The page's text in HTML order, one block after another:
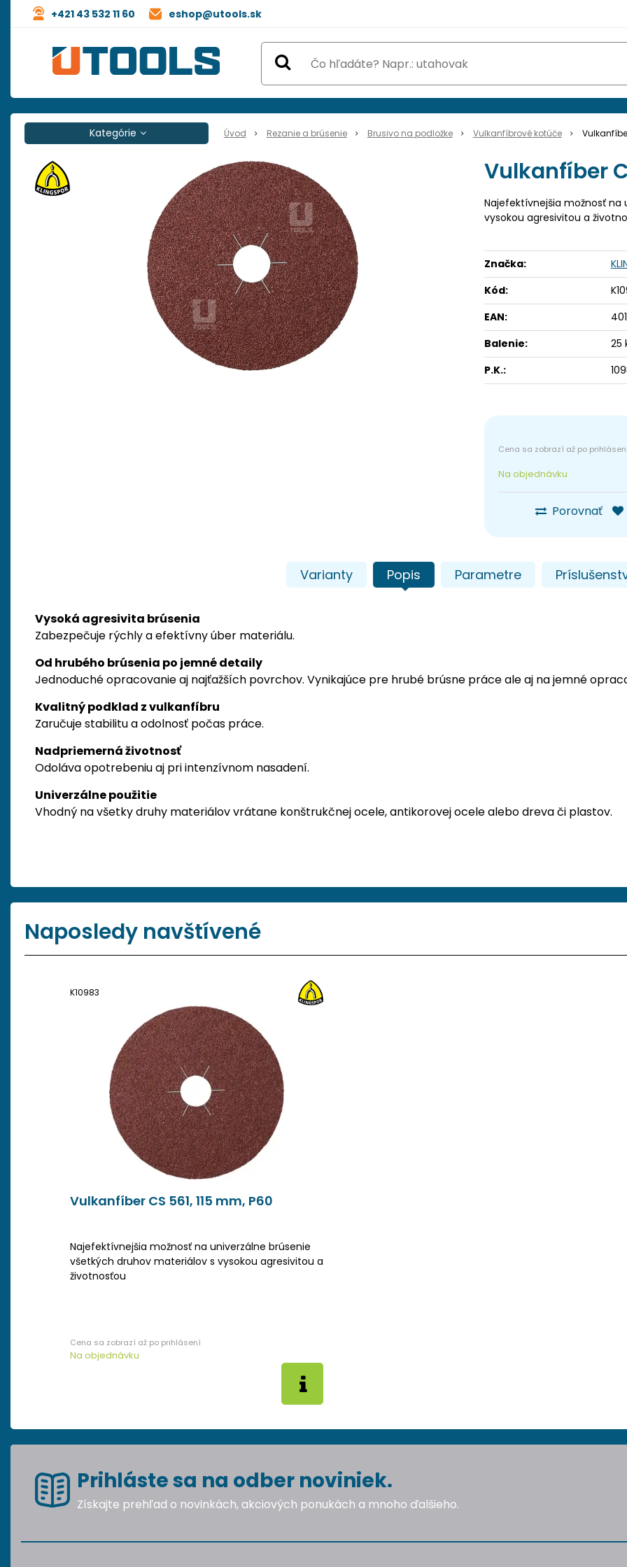
eshop@utools.sk
+421 43 532 11 60
Úvod Rezanie a brúsenie Brusivo na podložke Vulkanfíbrové kotúče
Na objednávku
Porovnať
Vulkanfíber
Najefektívnejšia možnosť
vysokou agresivitou a
Značka:
Kód:
EAN:
Balenie:
25
P.K.:
Varianty Popis Parametre
Vysoká agresivita brúsenia
Zabezpečuje rýchly a efektívny úber materiálu.
Od hrubého brúsenia po jemné detaily
Jednoduché opracovanie aj najťažších povrchov. Vynikajúce pre hrubé brúsne práce ale aj na jemné
Kvalitný podklad z vulkanfíbru
Zaručuje stabilitu a odolnosť počas práce.
Nadpriemerná životnosť
Odoláva opotrebeniu aj pri intenzívnom nasadení.
Univerzálne použitie
Vhodný na všetky druhy materiálov vrátane konštrukčnej ocele, antikorovej ocele alebo dreva či plastov.
Kategórie
Naposledy navštívené
K10983
Vulkanfíber CS 561, 115 mm, P60
Najefektívnejšia možnosť na univerzálne brúsenie
všetkých druhov materiálov s vysokou agresivitou a
životnosťou
Na objednávku
Prihláste sa na odber noviniek.
Získajte prehľad o novinkách, akciových ponukách a mnoho ďalšieho.